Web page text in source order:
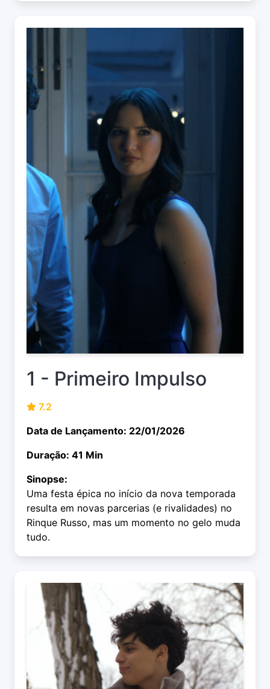
1 - Primeiro Impulso
7.2
Data de Lançamento: 22/01/2026
Duração: 41 Min
Sinopse:
Uma festa épica no início da nova temporada
resulta em novas parcerias (e rivalidades) no
Rinque Russo, mas um momento no gelo muda
tudo.